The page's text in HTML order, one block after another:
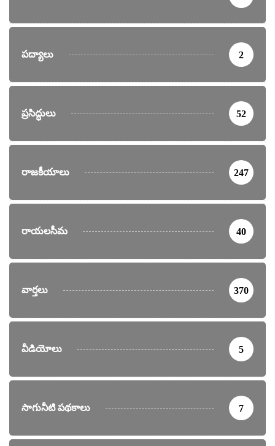
పద్యాలు 2
ప్రసిద్ధులు 52
రాజకీయాలు 247
రాయలసీమ 40
వార్తలు 370
వీడియోలు 5
సాగునీటి పథకాలు 7